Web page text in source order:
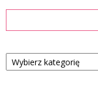
Kategorie